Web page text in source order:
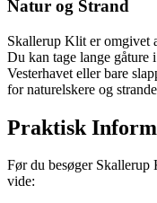
Natur og Strand
Skallerup Klit er omgivet
Du kan tage lange gåture
Vesterhavet eller bare
for naturelskere og
Praktisk
Før du besøger
vide: